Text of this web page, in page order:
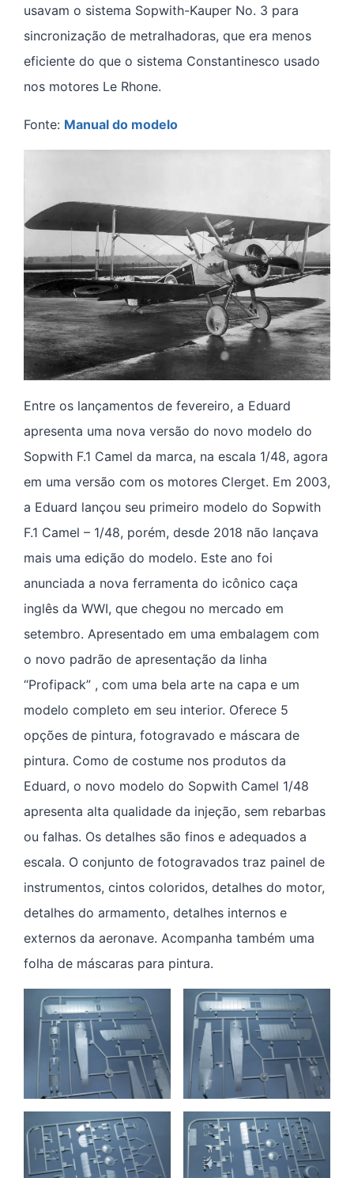
usavam o sistema Sopwith-Kauper No. 3 para
sincronização de metralhadoras, que era menos
eficiente do que o sistema Constantinesco usado
nos motores Le Rhone.
Fonte: Manual do modelo
Entre os lançamentos de fevereiro, a Eduard
apresenta uma nova versão do novo modelo do
Sopwith F.1 Camel da marca, na escala 1/48, agora
em uma versão com os motores Clerget. Em 2003,
a Eduard lançou seu primeiro modelo do Sopwith
F.1 Camel – 1/48, porém, desde 2018 não lançava
mais uma edição do modelo. Este ano foi
anunciada a nova ferramenta do icônico caça
inglês da WWI, que chegou no mercado em
setembro. Apresentado em uma embalagem com
o novo padrão de apresentação da linha
“Profipack” , com uma bela arte na capa e um
modelo completo em seu interior. Oferece 5
opções de pintura, fotogravado e máscara de
pintura. Como de costume nos produtos da
Eduard, o novo modelo do Sopwith Camel 1/48
apresenta alta qualidade da injeção, sem rebarbas
ou falhas. Os detalhes são finos e adequados a
escala. O conjunto de fotogravados traz painel de
instrumentos, cintos coloridos, detalhes do motor,
detalhes do armamento, detalhes internos e
externos da aeronave. Acompanha também uma
folha de máscaras para pintura.